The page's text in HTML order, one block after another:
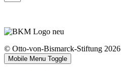
© Otto-von-Bismarck-Stiftung 2026
Mobile Menu Toggle